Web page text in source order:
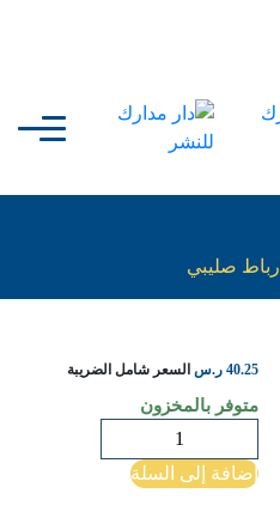
رباط صليبي
40.25 ر.س السعر شامل الضريبة
متوفر بالمخزون
رباط
صليبي
إضافة إلى السلة